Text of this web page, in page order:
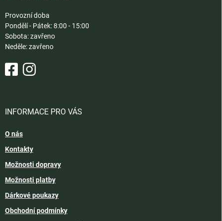
Provozní doba
Pondělí - Pátek: 8:00 - 15:00
Sobota: zavřeno
Neděle: zavřeno
INFORMACE PRO VÁS
O nás
Kontakty
Možnosti dopravy
Možnosti platby
Dárkové poukazy
Obchodní podmínky